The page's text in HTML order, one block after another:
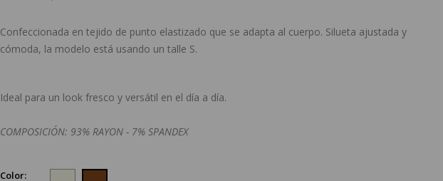
Confeccionada en tejido de punto elastizado que se adapta al cuerpo. Silueta ajustada y
cómoda, la modelo está usando un talle S.
Ideal para un look fresco y versátil en el día a día.
COMPOSICIÓN: 93% RAYON - 7% SPANDEX
Color: